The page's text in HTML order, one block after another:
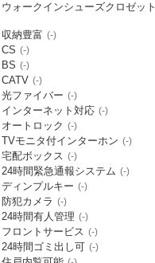
ウォークインシューズクロゼット
収納豊富 (-)
CS (-)
BS (-)
CATV (-)
光ファイバー (-)
インターネット対応 (-)
オートロック (-)
TVモニタ付インターホン (-)
宅配ボックス (-)
24時間緊急通報システム (-)
ディンプルキー (-)
防犯カメラ (-)
24時間有人管理 (-)
フロントサービス (-)
24時間ゴミ出し可 (-)